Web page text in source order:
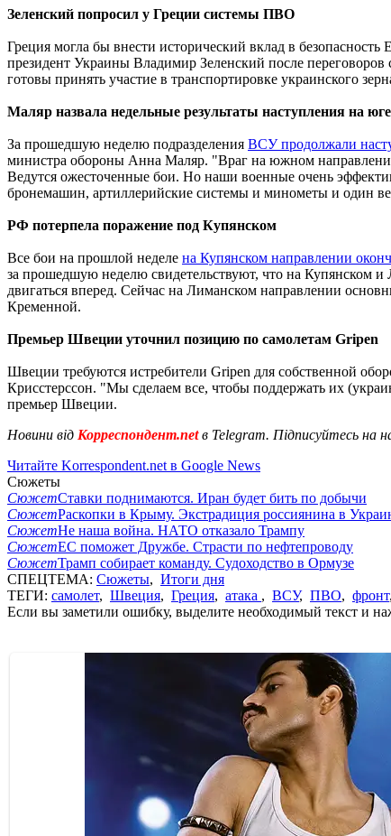
Зеленский попросил у Греции системы ПВО
Греция могла бы внести исторический вклад в безопасность
президент Украины Владимир Зеленский после
готовы принять участие в транспортировке украинского
Маляр назвала недельные результаты наступления на юге
За прошедшую неделю подразделения ВСУ продолжали
министра обороны Анна Маляр. "Враг на южном
Ведутся ожесточенные бои. Но наши военные очень
бронемашин, артиллерийские системы и минометы и один
РФ потерпела поражение под Купянском
Все бои на прошлой неделе на Купянском направлении
за прошедшую неделю свидетельствуют, что на Купянском и
двигаться вперед. Сейчас на Лиманском направлении
Кременной.
Премьер Швеции уточнил позицию по самолетам Gripen
Швеции требуются истребители Gripen для собственной
Крисстерссон. "Мы сделаем все, чтобы поддержать их
премьер Швеции.
Новини від Корреспондент.netв Telegram. Підписуйтесь на
Читайте Korrespondent.net в Google News
Сюжеты
СюжетСтавки поднимаются. Иран будет бить по добычи
СюжетРаскопки в Крыму. Экстрадиция россиянина в
СюжетНе наша война. НАТО отказало Трампу
СюжетЕС поможет Дружбе. Страсти по нефтепроводу
СюжетТрамп собирает команду. Судоходство в Ормузе
СПЕЦТЕМА: Сюжеты, Итоги дня
ТЕГИ: самолет, Швеция, Греция, атака , ВСУ, ПВО, фронт
Если вы заметили ошибку, выделите необходимый текст и